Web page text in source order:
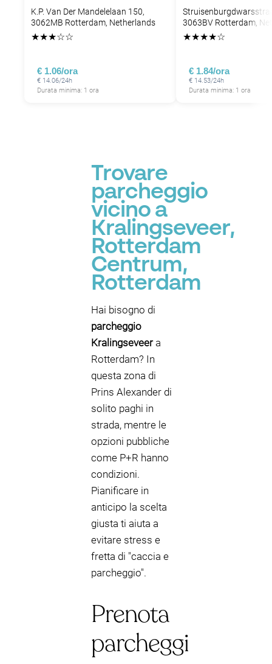
K.P. Van Der Mandelelaan 150,
3062MB Rotterdam, Netherlands
★★★☆☆
€ 1.06/ora
€ 14.06/24h
Durata minima: 1 ora
3063BV Rotterdam,
★★★★☆
€ 1.84/ora
€ 14.53/24h
Durata minima: 1 ora
Trovare
parcheggio
vicino a
Kralingseveer,
Rotterdam
Centrum,
Rotterdam
Hai bisogno di
parcheggio
Kralingseveera
Rotterdam? In
questa zona di
Prins Alexander di
solito paghi in
strada, mentre le
opzioni pubbliche
come P+R hanno
condizioni.
Pianificare in
anticipo la scelta
giusta ti aiuta a
evitare stress e
fretta di "caccia e
parcheggio".
Prenota
parcheggi